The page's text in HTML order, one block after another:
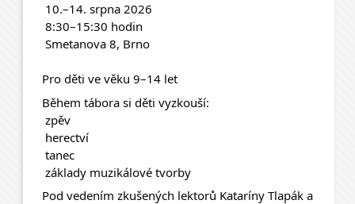
10.–14. srpna 2026
8:30–15:30 hodin
Smetanova 8, Brno
Pro děti ve věku 9–14 let
Během tábora si děti vyzkouší:
zpěv
herectví
tanec
základy muzikálové tvorby
Pod vedením zkušených lektorů Kataríny Tlapák a